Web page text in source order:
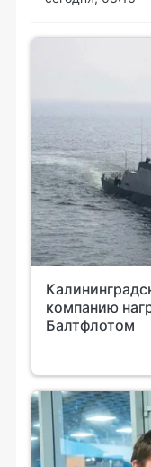
компанию
Балтфлотом